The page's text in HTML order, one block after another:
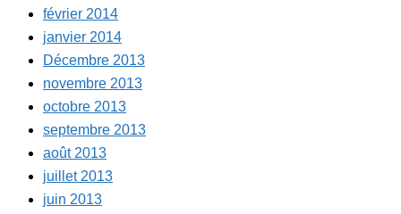
février 2014
janvier 2014
Décembre 2013
novembre 2013
octobre 2013
septembre 2013
août 2013
juillet 2013
juin 2013